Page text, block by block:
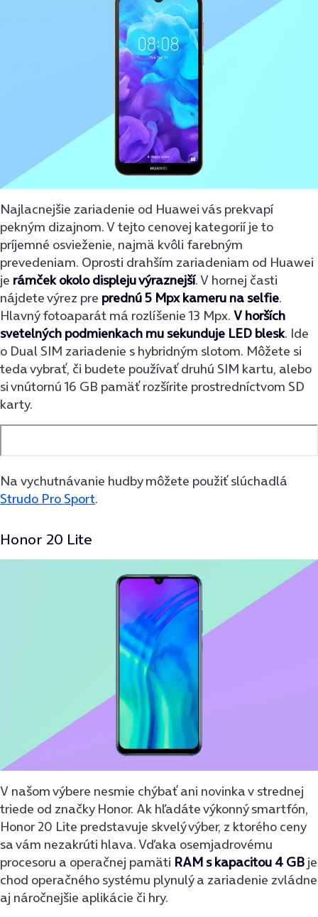
Najlacnejšie zariadenie od Huawei vás prekvapí
pekným dizajnom. V tejto cenovej kategorií je to
príjemné osvieženie, najmä kvôli farebným
prevedeniam. Oprosti drahším zariadeniam od Huawei
je rámček okolo displeju výraznejší. V hornej časti
nájdete výrez pre prednú 5 Mpx kameru na selfie.
Hlavný fotoaparát má rozlíšenie 13 Mpx. V horších
svetelných podmienkach mu sekunduje LED blesk. Ide
o Dual SIM zariadenie s hybridným slotom. Môžete si
teda vybrať, či budete používať druhú SIM kartu, alebo
si vnútornú 16 GB pamäť rozšírite prostredníctvom SD
karty.
Na vychutnávanie hudby môžete použiť slúchadlá
Strudo Pro Sport.
Honor 20 Lite
V našom výbere nesmie chýbať ani novinka v strednej
triede od značky Honor. Ak hľadáte výkonný smartfón,
Honor 20 Lite predstavuje skvelý výber, z ktorého ceny
sa vám nezakrúti hlava. Vďaka osemjadrovému
procesoru a operačnej pamäti RAM s kapacitou 4 GB je
chod operačného systému plynulý a zariadenie zvládne
aj náročnejšie aplikácie či hry.